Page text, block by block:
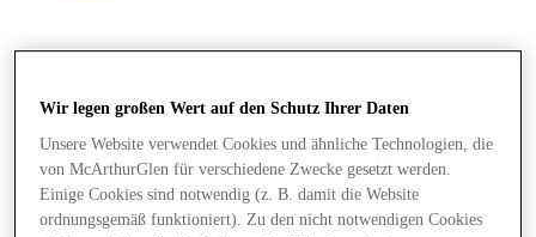
Wir legen großen Wert auf den Schutz Ihrer Daten
Unsere Website verwendet Cookies und ähnliche Technologien, die
von McArthurGlen für verschiedene Zwecke gesetzt werden.
Einige Cookies sind notwendig (z. B. damit die Website
ordnungsgemäß funktioniert). Zu den nicht notwendigen Cookies